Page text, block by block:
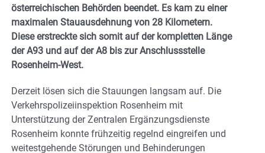
österreichischen Behörden beendet. Es kam zu einer
maximalen Stauausdehnung von 28 Kilometern.
Diese erstreckte sich somit auf der kompletten Länge
der A93 und auf der A8 bis zur Anschlussstelle
Rosenheim-West.
Derzeit lösen sich die Stauungen langsam auf. Die
Verkehrspolizeiinspektion Rosenheim mit
Unterstützung der Zentralen Ergänzungsdienste
Rosenheim konnte frühzeitig regelnd eingreifen und
weitestgehende Störungen und Behinderungen